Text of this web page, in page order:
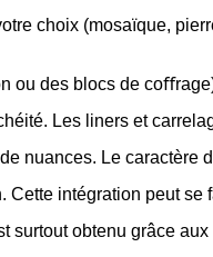
choix (mosaïque,
ou des blocs de
Les liners et
nuances. Le caractère
intégration peut
surtout obtenu grâce